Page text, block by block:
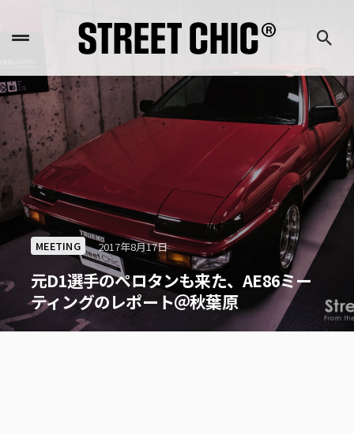
MEETING 2017年8月17日
元D1選手のペロタンも来た、AE86ミー
ティングのレポート＠秋葉原